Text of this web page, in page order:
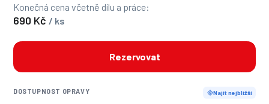
Konečná cena včetně dílu a práce:
690 Kč / ks
Rezervovat
DOSTUPNOST OPRAVY Najít nejbližší